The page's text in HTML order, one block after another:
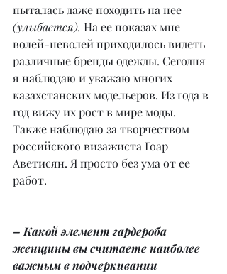
пыталась даже походить на нее
(улыбается). На ее показах мне
волей-неволей приходилось видеть
различные бренды одежды. Сегодня
я наблюдаю и уважаю многих
казахстанских модельеров. Из года в
год вижу их рост в мире моды.
Также наблюдаю за творчеством
российского визажиста Гоар
Аветисян. Я просто без ума от ее
работ.
– Какой элемент гардероба
женщины вы считаете наиболее
важным в подчеркивании